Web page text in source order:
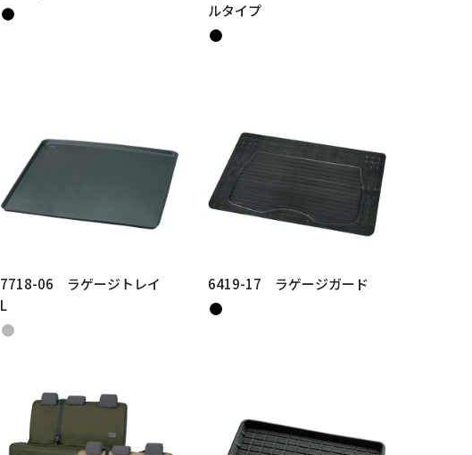
ルタイプ
7718-06 ラゲージトレイ
L
6419-17 ラゲージガード